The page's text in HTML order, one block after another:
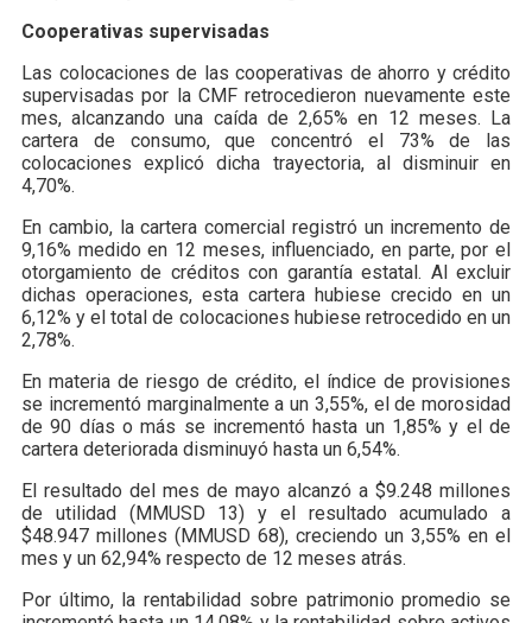
Cooperativas supervisadas
Las colocaciones de las cooperativas de ahorro y crédito
supervisadas por la CMF retrocedieron nuevamente este
mes, alcanzando una caída de 2,65% en 12 meses. La
cartera de consumo, que concentró el 73% de las
colocaciones explicó dicha trayectoria, al disminuir en
4,70%.
En cambio, la cartera comercial registró un incremento de
9,16% medido en 12 meses, influenciado, en parte, por el
otorgamiento de créditos con garantía estatal. Al excluir
dichas operaciones, esta cartera hubiese crecido en un
6,12% y el total de colocaciones hubiese retrocedido en un
2,78%.
En materia de riesgo de crédito, el índice de provisiones
se incrementó marginalmente a un 3,55%, el de morosidad
de 90 días o más se incrementó hasta un 1,85% y el de
cartera deteriorada disminuyó hasta un 6,54%.
El resultado del mes de mayo alcanzó a $9.248 millones
de utilidad (MMUSD 13) y el resultado acumulado a
$48.947 millones (MMUSD 68), creciendo un 3,55% en el
mes y un 62,94% respecto de 12 meses atrás.
Por último, la rentabilidad sobre patrimonio promedio se